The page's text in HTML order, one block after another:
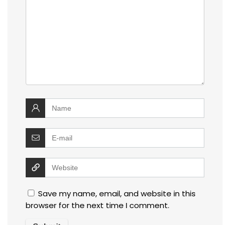
Save my name, email, and website in this
browser for the next time I comment.